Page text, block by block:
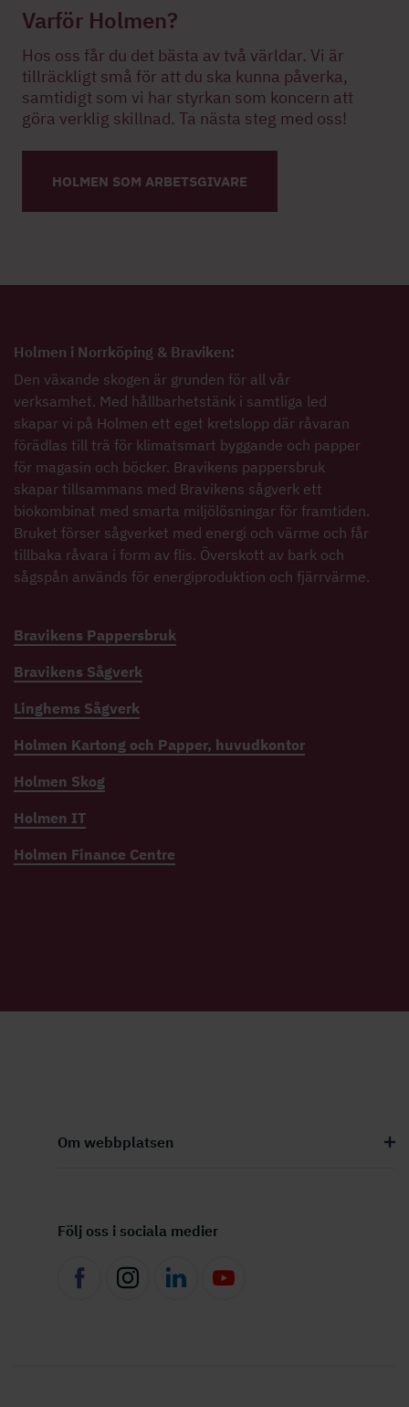
Varför Holmen?
Hos oss får du det bästa av två världar. Vi är
tillräckligt små för att du ska kunna påverka,
samtidigt som vi har styrkan som koncern att
göra verklig skillnad. Ta nästa steg med oss!
HOLMEN SOM ARBETSGIVARE
Holmen i Norrköping & Braviken:
Den växande skogen är grunden för all vår
verksamhet. Med hållbarhetstänk i samtliga led
skapar vi på Holmen ett eget kretslopp där råvaran
förädlas till trä för klimatsmart byggande och papper
för magasin och böcker. Bravikens pappersbruk
skapar tillsammans med Bravikens sågverk ett
biokombinat med smarta miljölösningar för framtiden.
Bruket förser sågverket med energi och värme och får
tillbaka råvara i form av flis. Överskott av bark och
sågspån används för energiproduktion och fjärrvärme.
Bravikens Pappersbruk
Bravikens Sågverk
Linghems Sågverk
Holmen Kartong och Papper, huvudkontor
Holmen Skog
Holmen IT
Holmen Finance Centre
Om webbplatsen
Följ oss i sociala medier